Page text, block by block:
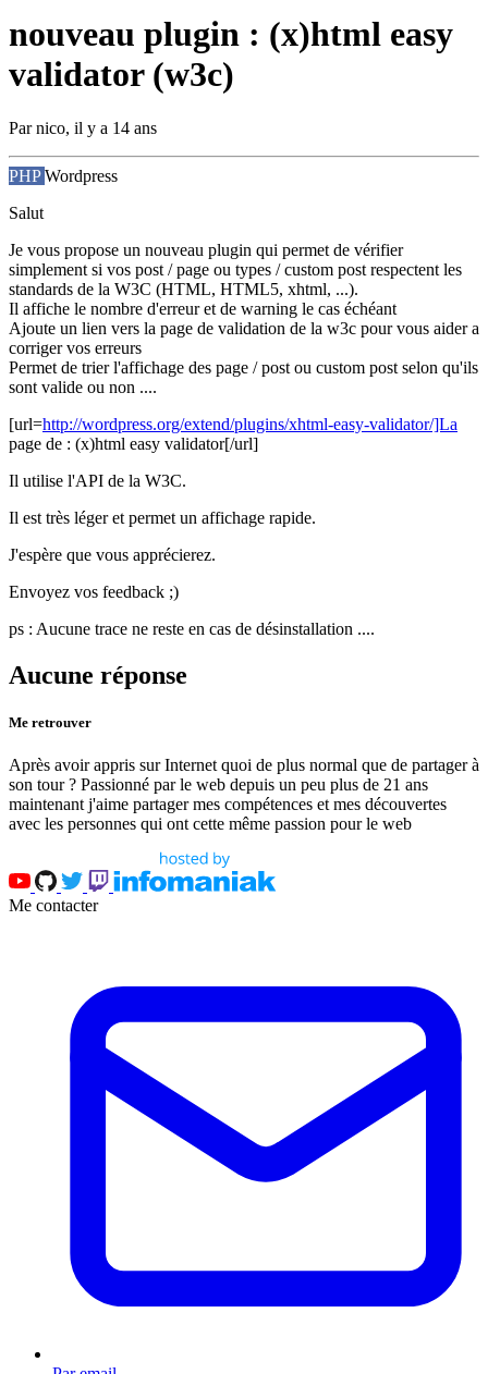
nouveau plugin : (x)html easy
validator (w3c)
Parnico, il y a 14 ans
PHPWordpress
Salut
Je vous propose un nouveau plugin qui permet de vérifier
simplement si vos post / page ou types / custom post respectent les
standards de la W3C (HTML, HTML5, xhtml, ...).
Il affiche le nombre d'erreur et de warning le cas échéant
Ajoute un lien vers la page de validation de la w3c pour vous aider a
corriger vos erreurs
Permet de trier l'affichage des page / post ou custom post selon qu'ils
sont valide ou non ....
[url=http://wordpress.org/extend/plugins/xhtml-easy-validator/]La
page de : (x)html easy validator[/url]
Il utilise l'API de la W3C.
Il est très léger et permet un affichage rapide.
J'espère que vous apprécierez.
Envoyez vos feedback ;)
ps : Aucune trace ne reste en cas de désinstallation ....
Aucune réponse
Me retrouver
Après avoir appris sur Internet quoi de plus normal que de partager à
son tour ? Passionné par le web depuis un peu plus de 21 ans
maintenant j'aime partager mes compétences et mes découvertes
avec les personnes qui ont cette même passion pour le web
Me contacter